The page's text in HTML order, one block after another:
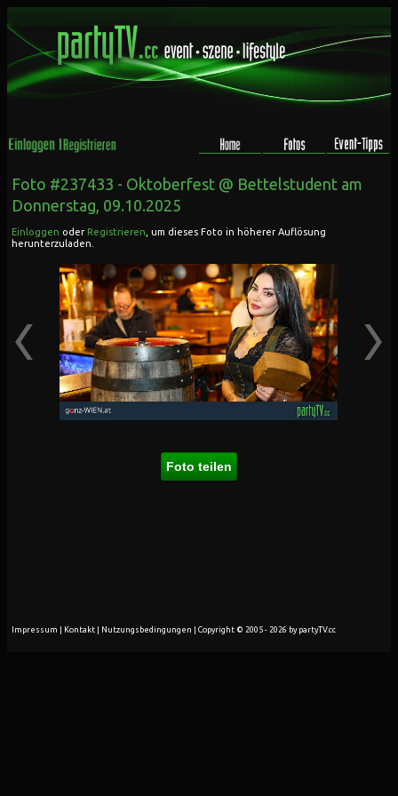
Foto #237433 - Oktoberfest @ Bettelstudent am
Donnerstag, 09.10.2025
Einloggen oder Registrieren , um dieses Foto in höherer Auflösung
herunterzuladen.
Foto teilen
Impressum Kontakt Nutzungsbedingungen | Copyright © 2005 - 2026 by partyTV.cc